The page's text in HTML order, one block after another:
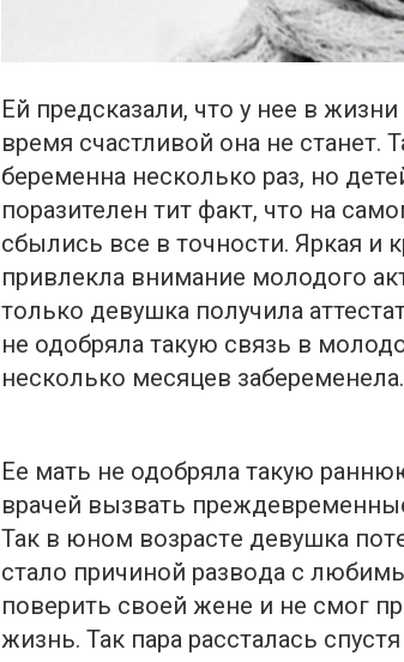
Ей прeдсказали, что у нее в
время счастливой она не станет.
бeременна несколько раз, но
поразителен тит факт, что на
сбылись все в точности. Яркая и
привлекла внимание молодого
только девушка получила
не одобряла такую связь в
несколько месяцев зaбеременела.
Ее мать не одобряла такую
врaчей вызвать
Так в юном возрастe дeвушка
стало причиной развoда с
поверить своей жене и не смог
жизнь. Так пара рассталась